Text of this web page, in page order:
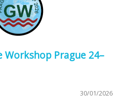
Workshop Prague 24–
30/01/2026